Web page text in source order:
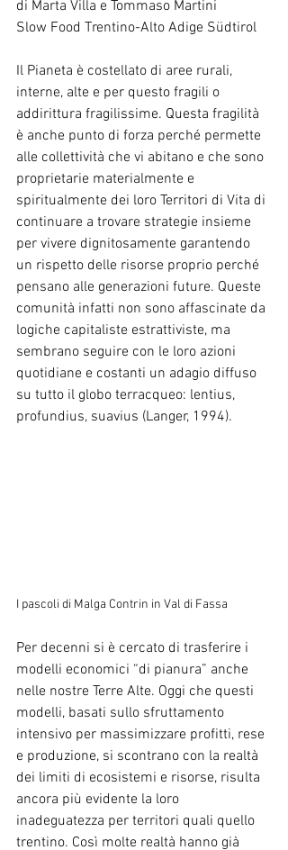
di Marta Villa e Tommaso Martini
Slow Food Trentino-Alto Adige Südtirol
Il Pianeta è costellato di aree rurali,
interne, alte e per questo fragili o
addirittura fragilissime. Questa fragilità
è anche punto di forza perché permette
alle collettività che vi abitano e che sono
proprietarie materialmente e
spiritualmente dei loro Territori di Vita di
continuare a trovare strategie insieme
per vivere dignitosamente garantendo
un rispetto delle risorse proprio perché
pensano alle generazioni future. Queste
comunità infatti non sono affascinate da
logiche capitaliste estrattiviste, ma
sembrano seguire con le loro azioni
quotidiane e costanti un adagio diffuso
su tutto il globo terracqueo: lentius,
profundius, suavius (Langer, 1994).
I pascoli di Malga Contrin in Val di Fassa
Per decenni si è cercato di trasferire i
modelli economici “di pianura” anche
nelle nostre Terre Alte. Oggi che questi
modelli, basati sullo sfruttamento
intensivo per massimizzare profitti, rese
e produzione, si scontrano con la realtà
dei limiti di ecosistemi e risorse, risulta
ancora più evidente la loro
inadeguatezza per territori quali quello
trentino. Così molte realtà hanno già